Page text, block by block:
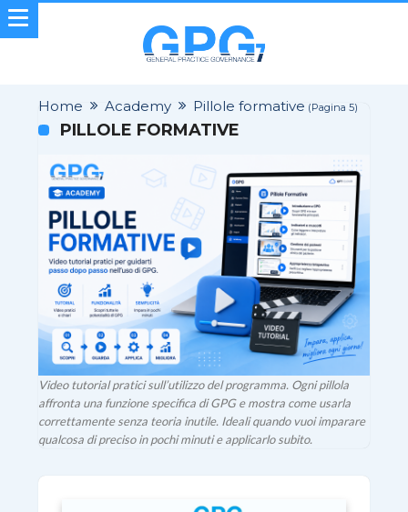
Home Academy Pillole formative (Pagina 5)
PILLOLE FORMATIVE
Video tutorial pratici sull’utilizzo del programma. Ogni pillola
affronta una funzione specifica di GPG e mostra come usarla
correttamente senza teoria inutile. Ideali quando vuoi imparare
qualcosa di preciso in pochi minuti e applicarlo subito.